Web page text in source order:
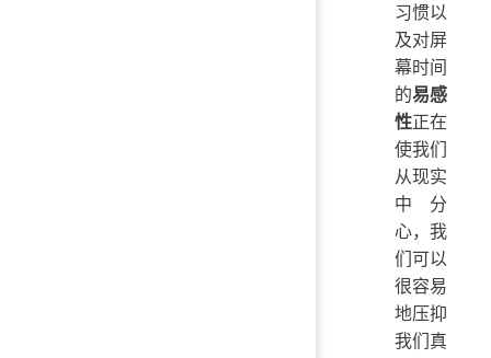
习惯以
及对屏
幕时间
的易感
性正在
使我们
从现实
中分
心，我
们可以
很容易
地压抑
我们真